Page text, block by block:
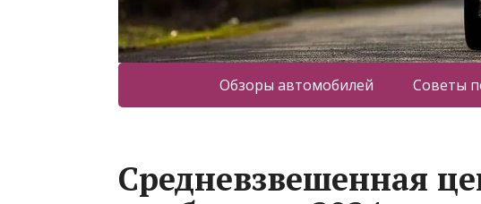
Обзоры автомобилей Советы
Средневзвешенная